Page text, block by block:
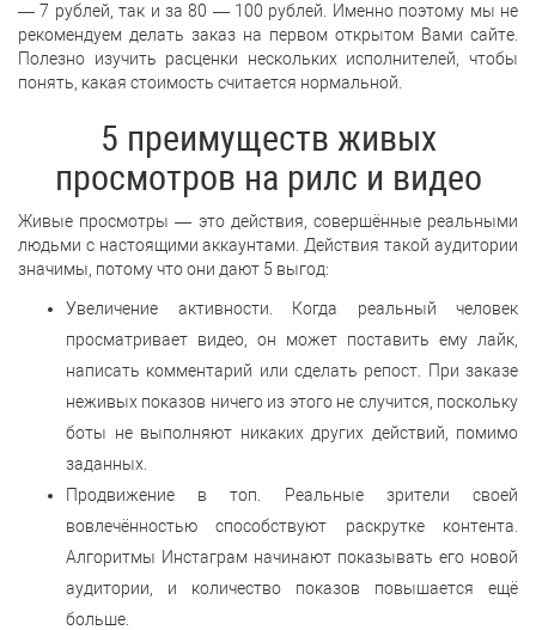
— 7 рублей, так и за 80 — 100 рублей. Именно поэтому мы не
рекомендуем делать заказ на первом открытом Вами сайте.
Полезно изучить расценки нескольких исполнителей, чтобы
понять, какая стоимость считается нормальной.
5 преимуществ живых
просмотров на рилс и видео
Живые просмотры — это действия, совершённые реальными
людьми с настоящими аккаунтами. Действия такой аудитории
значимы, потому что они дают 5 выгод:
Увеличение активности. Когда реальный человек
просматривает видео, он может поставить ему лайк,
написать комментарий или сделать репост. При заказе
неживых показов ничего из этого не случится, поскольку
боты не выполняют никаких других действий, помимо
заданных.
Продвижение в топ. Реальные зрители своей
вовлечённостью способствуют раскрутке контента.
Алгоритмы Инстаграм начинают показывать его новой
аудитории, и количество показов повышается ещё
больше.